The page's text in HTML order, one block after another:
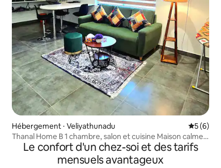
Hébergement ⋅ Veliyathunadu
5 (6)
Thanal Home B 1 chambre, salon et cuisine Maison calme
et confortable à la campagne
Le confort d'un chez-soi et des tarifs
mensuels avantageux